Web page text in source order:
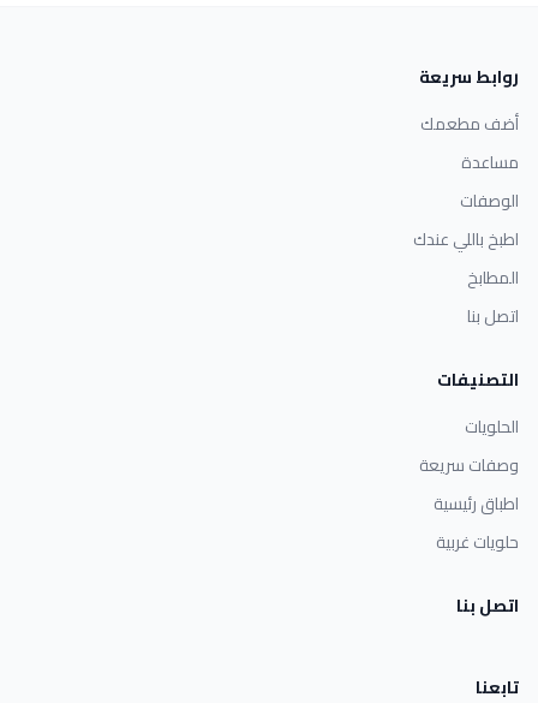
روابط سريعة
أضف مطعمك
مساعدة
الوصفات
اطبخ باللي عندك
المطابخ
اتصل بنا
التصنيفات
الحلويات
وصفات سريعة
اطباق رئيسية
حلويات غربية
اتصل بنا
تابعنا